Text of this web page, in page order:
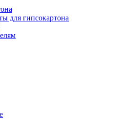
для гипсокартона